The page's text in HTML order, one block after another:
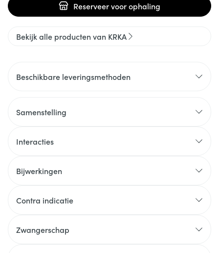
Reserveervoor ophaling
Bekijk alle producten van KRKA
Beschikbare leveringsmethoden
Samenstelling
Interacties
Bijwerkingen
Contra indicatie
Zwangerschap